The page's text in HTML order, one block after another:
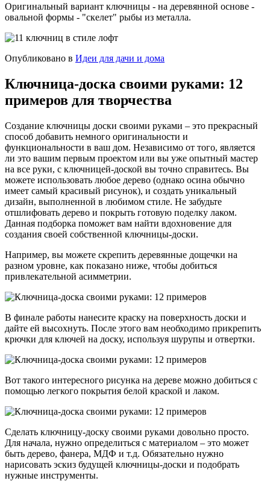
Оригинальный вариант ключницы - на деревянной основе -
овальной формы - "скелет" рыбы из металла.
Опубликовано в Идеи для дачи и дома
Ключница-доска своими руками: 12
примеров для творчества
Создание ключницы доски своими руками – это прекрасный
способ добавить немного оригинальности и
функциональности в ваш дом. Независимо от того, является
ли это вашим первым проектом или вы уже опытный мастер
на все руки, с ключницей-доской вы точно справитесь. Вы
можете использовать любое дерево (однако осина обычно
имеет самый красивый рисунок), и создать уникальный
дизайн, выполненной в любимом стиле. Не забудьте
отшлифовать дерево и покрыть готовую поделку лаком.
Данная подборка поможет вам найти вдохновение для
создания своей собственной ключницы-доски.
Например, вы можете скрепить деревянные дощечки на
разном уровне, как показано ниже, чтобы добиться
привлекательной асимметрии.
В финале работы нанесите краску на поверхность доски и
дайте ей высохнуть. После этого вам необходимо прикрепить
крючки для ключей на доску, используя шурупы и отвертки.
Вот такого интересного рисунка на дереве можно добиться с
помощью легкого покрытия белой краской и лаком.
Сделать ключницу-доску своими руками довольно просто.
Для начала, нужно определиться с материалом – это может
быть дерево, фанера, МДФ и т.д. Обязательно нужно
нарисовать эскиз будущей ключницы-доски и подобрать
нужные инструменты.